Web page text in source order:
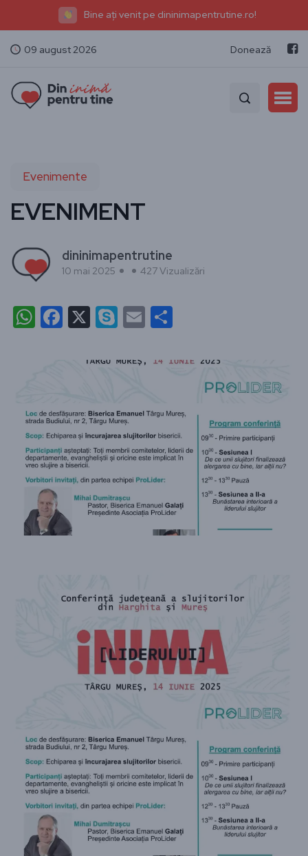
Bine ați venit pe dininimapentrutine.ro!
09 august 2026 Donează
Evenimente
EVENIMENT
dininimapentrutine
10 mai 2025 427 Vizualizări
WhatsApp
Facebook
X Skype
Email